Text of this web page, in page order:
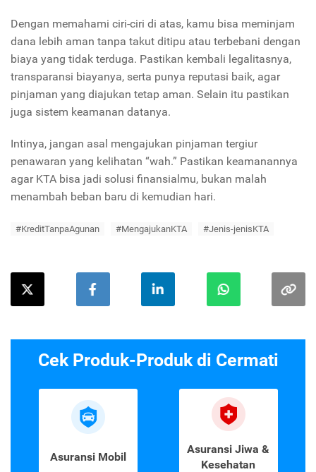
Dengan memahami ciri-ciri di atas, kamu bisa meminjam
dana lebih aman tanpa takut ditipu atau terbebani dengan
biaya yang tidak terduga. Pastikan kembali legalitasnya,
transparansi biayanya, serta punya reputasi baik, agar
pinjaman yang diajukan tetap aman. Selain itu pastikan
juga sistem keamanan datanya.
Intinya, jangan asal mengajukan pinjaman tergiur
penawaran yang kelihatan “wah.” Pastikan keamanannya
agar KTA bisa jadi solusi finansialmu, bukan malah
menambah beban baru di kemudian hari.
#KreditTanpaAgunan #MengajukanKTA #Jenis-jenisKTA
Cek Produk-Produk di Cermati
Asuransi Mobil
Asuransi Jiwa &
Kesehatan